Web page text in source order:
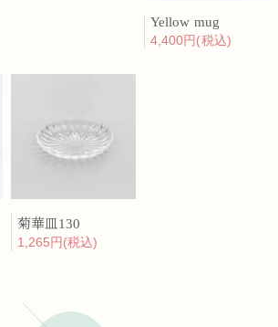
Yellow mug
4,400円(税込)
菊華皿130
1,265円(税込)